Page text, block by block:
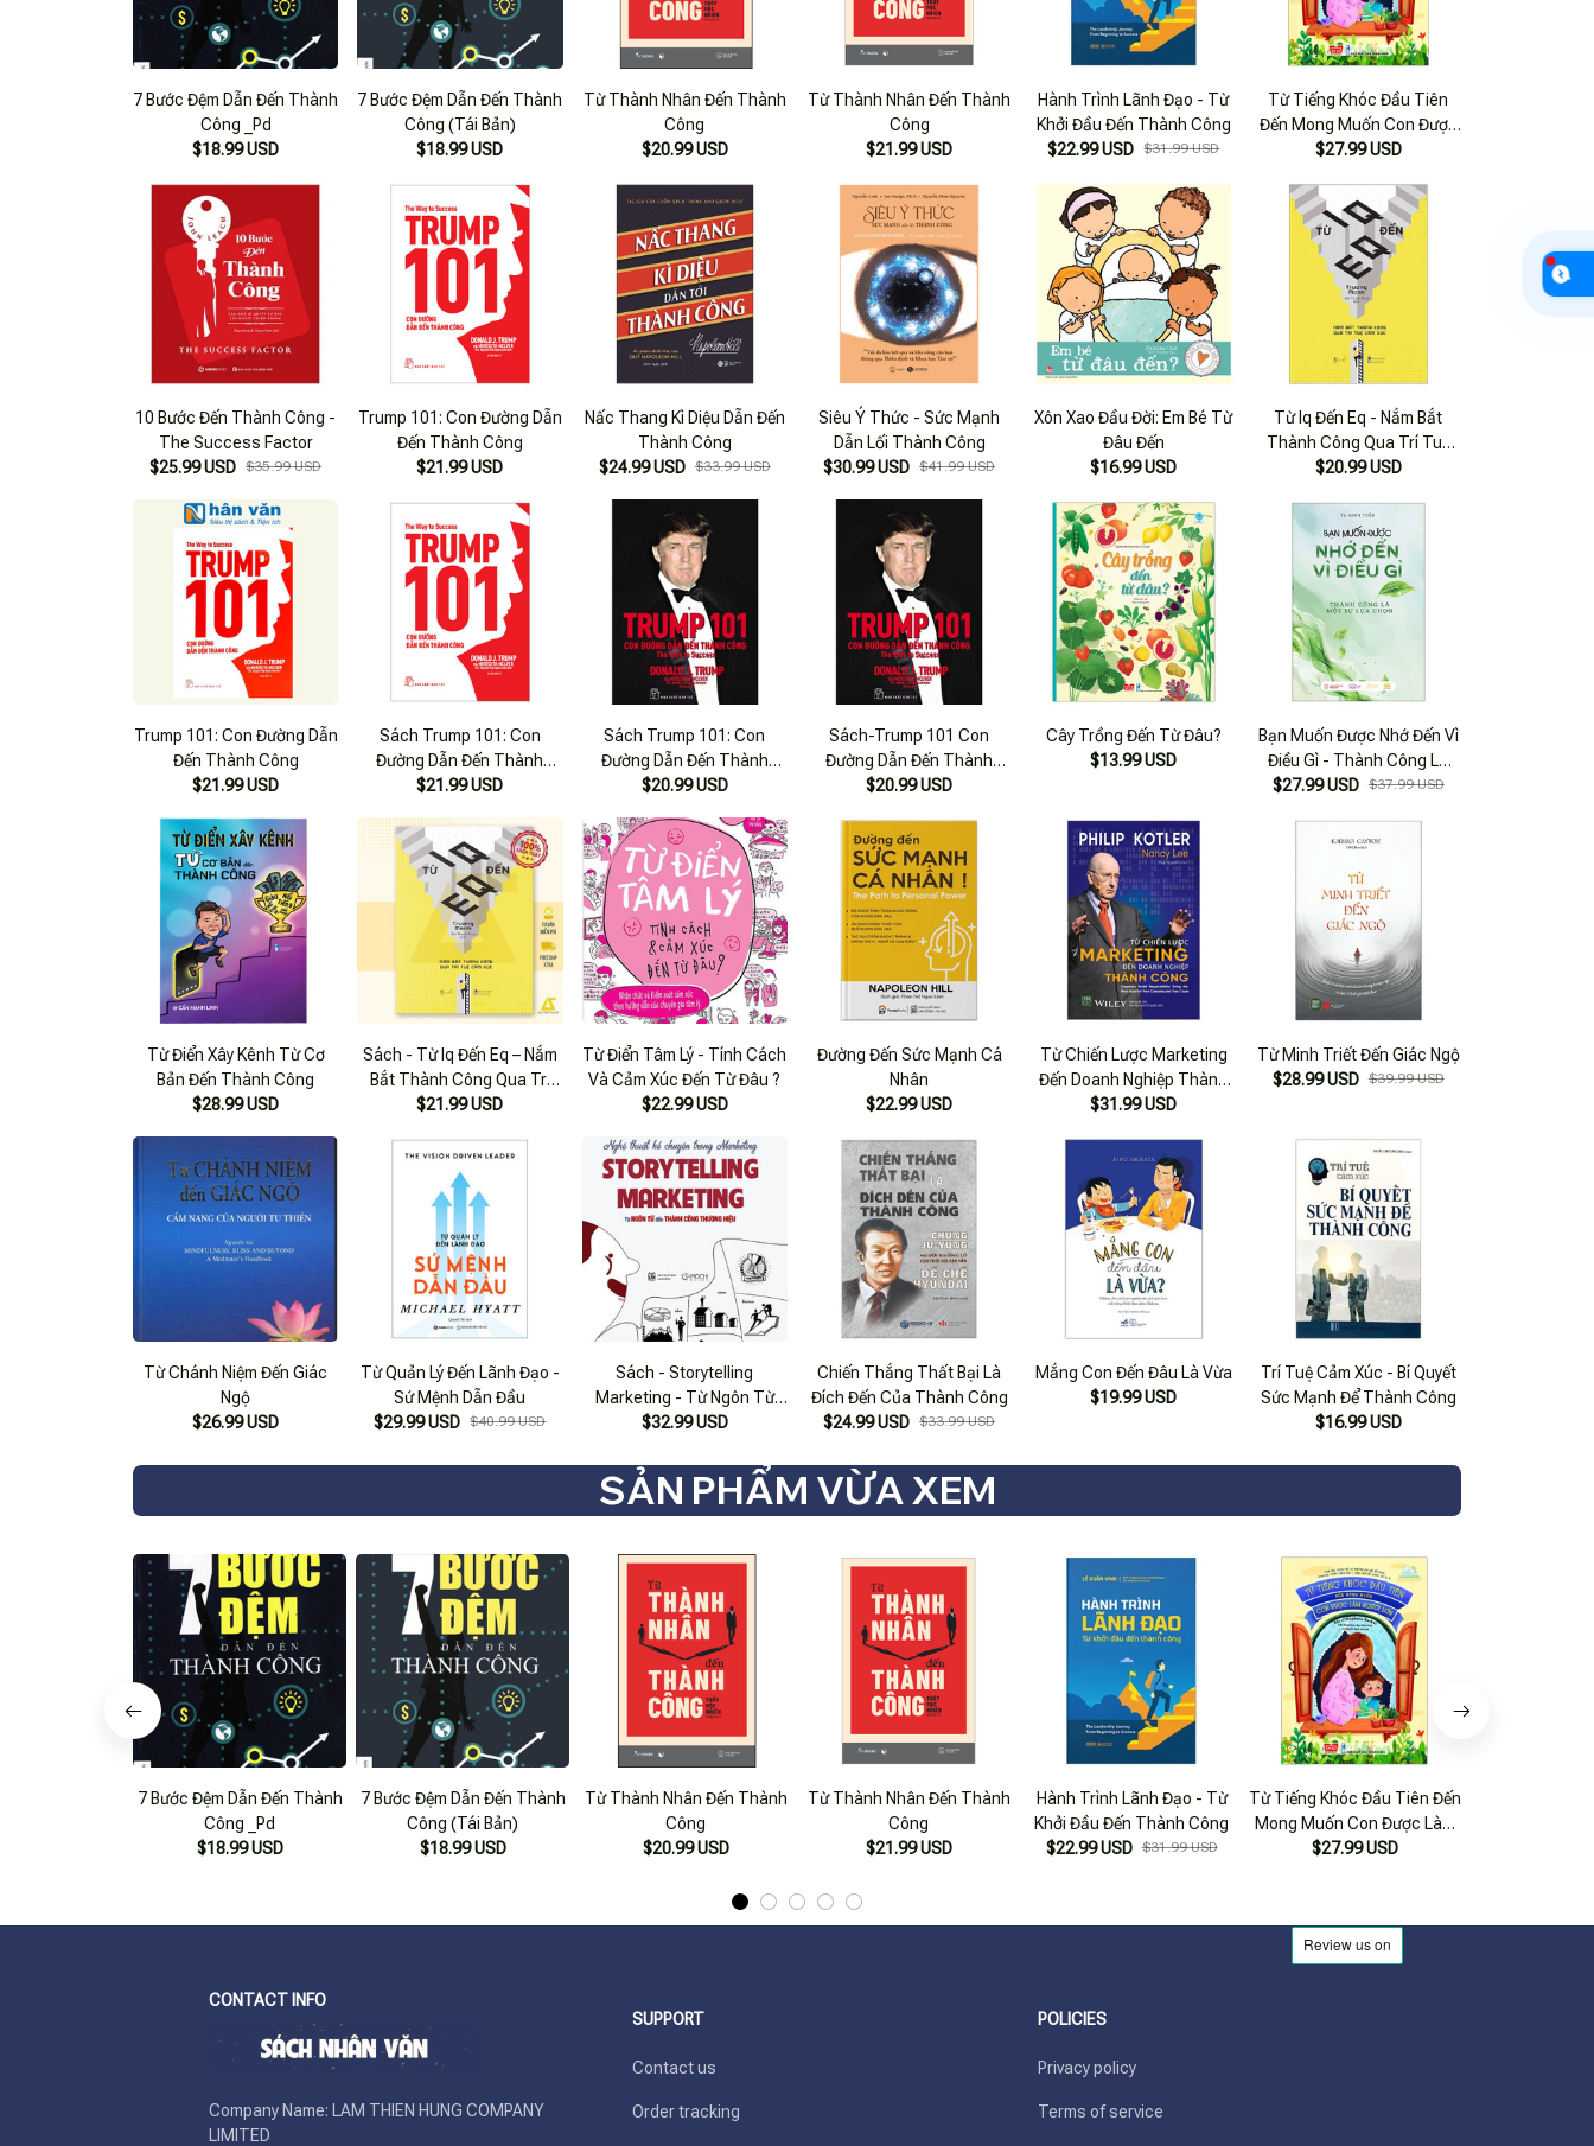
7 Bước Đệm Dẫn Đến Thành
Công _Pd
$18.99 USD
7 Bước Đệm Dẫn Đến Thành
Công (Tái Bản)
$18.99 USD
Từ Thành Nhân Đến Thành
Công
$20.99 USD
Từ Thành Nhân Đến Thành
Công
$21.99 USD
Hành Trình Lãnh Đạo - Từ
Khởi Đầu Đến Thành Công
$22.99 USD
$31.99 USD
Từ Tiếng Khóc Đầu Tiên
Đến Mong Muốn Con Được
Làm Người Lớn
$27.99 USD
10 Bước Đến Thành Công -
The Success Factor
$25.99 USD $35.99 USD
Trump 101: Con Đường Dẫn
Đến Thành Công
$21.99 USD
Nấc Thang Kì Diệu Dẫn Đến
Thành Công
$24.99 USD $33.99 USD
Siêu Ý Thức - Sức Mạnh
Dẫn Lối Thành Công
$30.99 USD $41.99 USD
Xôn Xao Đầu Đời: Em Bé Từ
Đâu Đến
$16.99 USD
Từ Iq Đến Eq - Nắm Bắt
Thành Công Qua Trí Tuệ
Cảm Xúc
$20.99 USD
Trump 101: Con Đường Dẫn
Đến Thành Công
$21.99 USD
Sách Trump 101: Con
Đường Dẫn Đến Thành
Công
$21.99 USD
Sách Trump 101: Con
Đường Dẫn Đến Thành
Công
$20.99 USD
Sách-Trump 101 Con
Đường Dẫn Đến Thành
Công
$20.99 USD
Cây Trồng Đến Từ Đâu?
$13.99 USD
Bạn Muốn Được Nhớ Đến Vì
Điều Gì - Thành Công Là
Một Sự Lựa Chọn
$27.99 USD $37.99 USD
Từ Điển Xây Kênh Từ Cơ
Bản Đến Thành Công
$28.99 USD
Sách - Từ Iq Đến Eq – Nắm
Bắt Thành Công Qua Trí
Tuệ Cảm Xúc
$21.99 USD
Từ Điển Tâm Lý - Tính Cách
Và Cảm Xúc Đến Từ Đâu ?
$22.99 USD
Đường Đến Sức Mạnh Cá
Nhân
$22.99 USD
Từ Chiến Lược Marketing
Đến Doanh Nghiệp Thành
Công
$31.99 USD
Từ Minh Triết Đến Giác Ngộ
$28.99 USD $39.99 USD
Từ Chánh Niệm Đến Giác
Ngộ
$26.99 USD
Từ Quản Lý Đến Lãnh Đạo -
Sứ Mệnh Dẫn Đầu
$29.99 USD
$40.99 USD
Sách - Storytelling
Marketing - Từ Ngôn Từ
Đến Thành Công Thương
$32.99 USD
Chiến Thắng Thất Bại Là
Đích Đến Của Thành Công
$24.99 USD $33.99 USD
Mắng Con Đến Đâu Là Vừa
$19.99 USD
Trí Tuệ Cảm Xúc - Bí Quyết
Sức Mạnh Để Thành Công
$16.99 USD
SẢN PHẨM VỪA XEM
7 Bước Đệm Dẫn Đến Thành
Công _Pd
$18.99 USD
7 Bước Đệm Dẫn Đến Thành
Công (Tái Bản)
$18.99 USD
Từ Thành Nhân Đến Thành
Công
$20.99 USD
Từ Thành Nhân Đến Thành
Công
$21.99 USD
Hành Trình Lãnh Đạo - Từ
Khởi Đầu Đến Thành Công
$22.99 USD $31.99 USD
Từ Tiếng Khóc Đầu Tiên Đến
Mong Muốn Con Được Làm
Người Lớn
$27.99 USD
CONTACT INFO
Company Name: LAM THIEN HUNG COMPANY
LIMITED
SUPPORT
Contact us
Order tracking
POLICIES
Privacy policy
Terms of service